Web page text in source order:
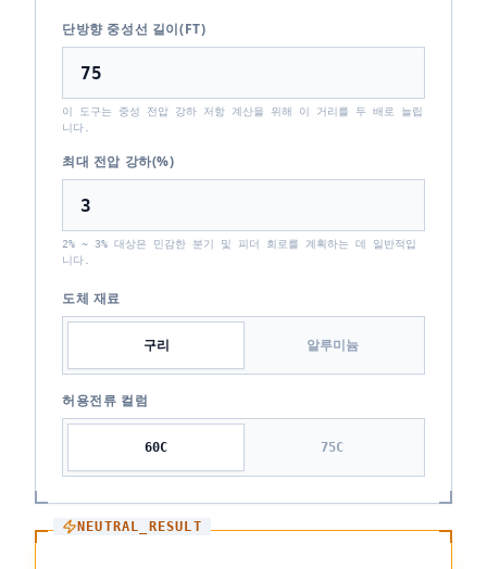
단방향 중성선 길이(FT)
이 도구는 중성 전압 강하 저항 계산을 위해 이 거리를 두 배로 늘립
니다.
최대 전압 강하(%)
2% ~ 3% 대상은 민감한 분기 및 피더 회로를 계획하는 데 일반적입
니다.
도체 재료
구리 알루미늄
허용전류 컬럼
60C 75C
NEUTRAL_RESULT